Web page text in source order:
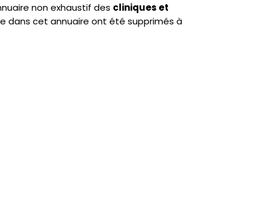
non exhaustif des cliniques et
dans cet annuaire ont été supprimés à